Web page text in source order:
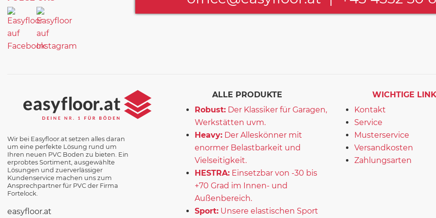
Wir bei Easyfloor.at setzen alles daran
um eine perfekte Lösung rund um
Ihren neuen PVC Boden zu bieten. Ein
erprobtes Sortiment, ausgewählte
Lösungen und zuerverlässiger
Kundenservice machen uns zum
Ansprechpartner für PVC der Firma
Fortelock.
easyfloor.at
ALLE PRODUKTE
Robust: Der Klassiker für Garagen,
Werkstätten uvm.
Heavy: Der Alleskönner mit
enormer Belastbarkeit und
Vielseitigkeit.
HESTRA: Einsetzbar von -30 bis
+70 Grad im Innen- und
Außenbereich.
Sport: Unsere elastischen Sport
WICHTIGE
Kontakt
Service
Musterservice
Versandkosten
Zahlungsarten